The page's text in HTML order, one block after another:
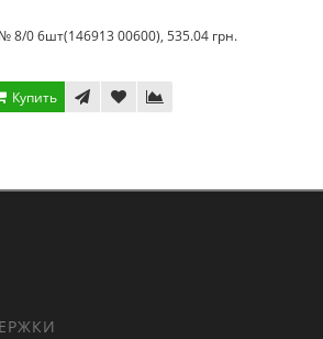
№ 8/0 6шт(146913 00600), 535.04 грн.
Купить